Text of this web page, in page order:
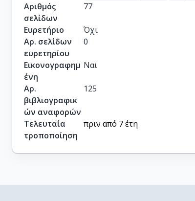
Αριθμός
σελίδων
77
Ευρετήριο
Όχι
Αρ. σελίδων
ευρετηρίου
0
Εικονογραφημ
ένη
Ναι
Αρ.
βιβλιογραφικ
ών αναφορών
125
Τελευταία
τροποποίηση
πριν από 7 έτη